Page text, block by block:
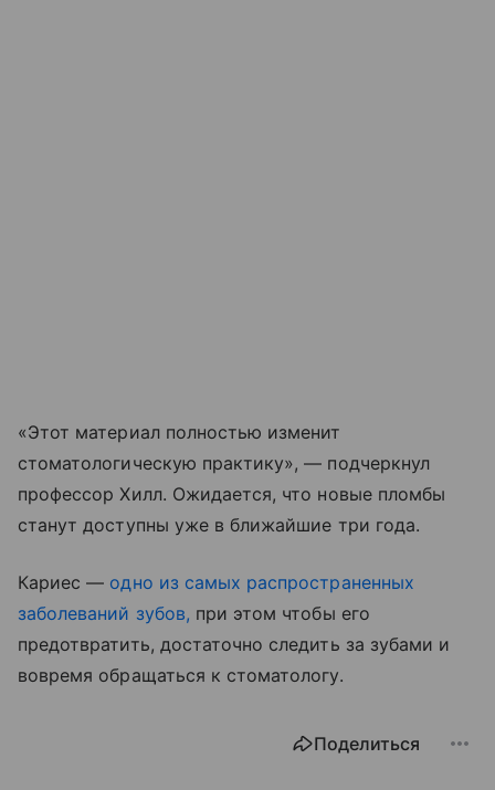
«Этот материал полностью изменит
стоматологическую практику», — подчеркнул
профессор Хилл. Ожидается, что новые пломбы
станут доступны уже в ближайшие три года.
Кариес — одно из самых распространенных
заболеваний зубов, при этом чтобы его
предотвратить, достаточно следить за зубами и
вовремя обращаться к стоматологу.
Поделиться